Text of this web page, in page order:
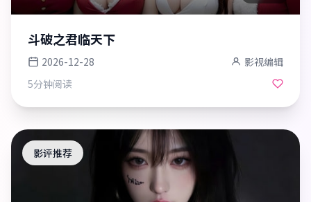
斗破之君临天下
2026-12-28
影视编辑
5分钟阅读
影评推荐